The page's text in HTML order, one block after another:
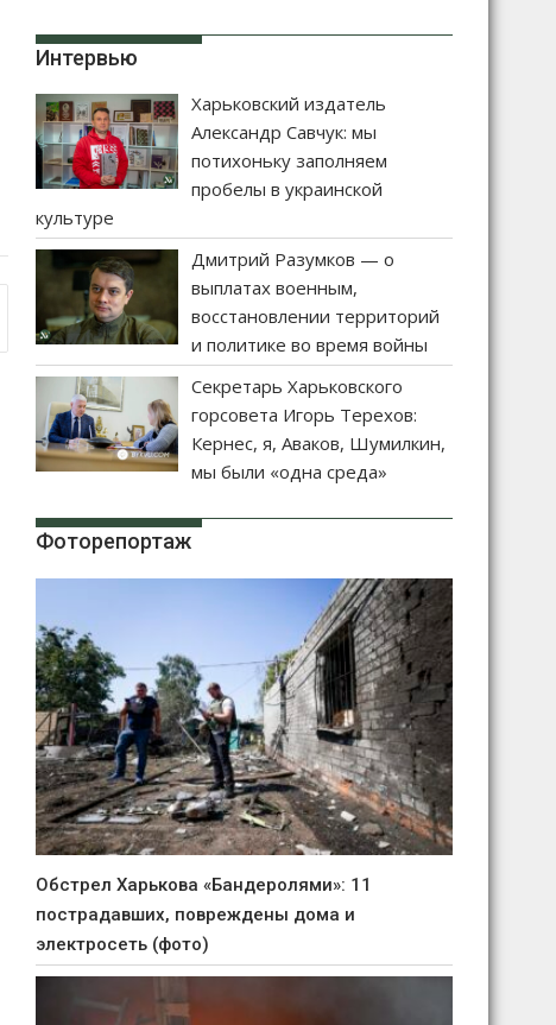
Интервью
Харьковский издатель
Александр Савчук: мы
потихоньку заполняем
пробелы в украинской
культуре
Дмитрий Разумков — о
выплатах военным,
восстановлении территорий
и политике во время войны
Секретарь Харьковского
горсовета Игорь Терехов:
Кернес, я, Аваков, Шумилкин,
мы были «одна среда»
Фоторепортаж
Обстрел Харькова «Бандеролями»: 11
пострадавших, повреждены дома и
электросеть (фото)